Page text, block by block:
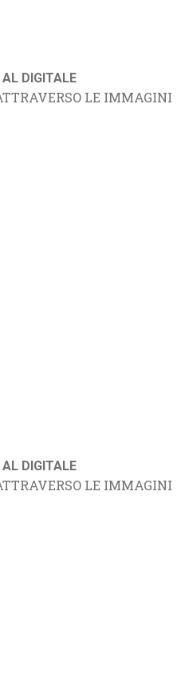
DIGITALE
LE IMMAGINI
DIGITALE
LE IMMAGINI